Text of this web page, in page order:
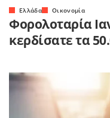
Ελλάδα Οικονομία
Φορολοταρία
κερδίσατε τα